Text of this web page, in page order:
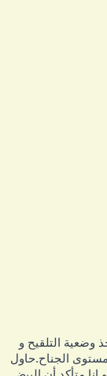
وضعية التلقيح و
الجناح.حاول